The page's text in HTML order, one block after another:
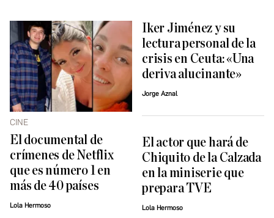
CINE
El documental de
crímenes de Netflix
que es número 1 en
más de 40 países
Lola Hermoso
Iker Jiménez y su
lectura personal de la
crisis en Ceuta: «Una
deriva alucinante»
Jorge Aznal
El actor que hará de
Chiquito de la Calzada
en la miniserie que
prepara TVE
Lola Hermoso